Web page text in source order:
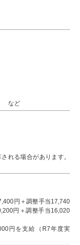
など
れる場合があります。
円＋調整手当17,740
円＋調整手当16,020
円を支給（R7年度実